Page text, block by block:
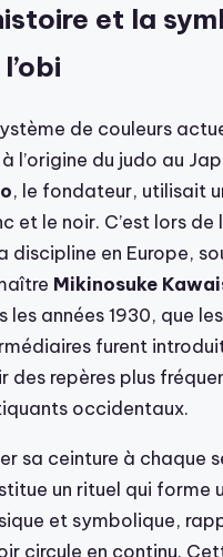
et la
de couleurs
l’origine du judo au
, le fondateur, utilisait
et le noir. C’est lors de
discipline en Europe,
Mikinosuke
les années 1930, que
furent
des repères plus
occidentaux.
sa ceinture à chaque
un rituel qui forme
et symbolique,
circule en continu.